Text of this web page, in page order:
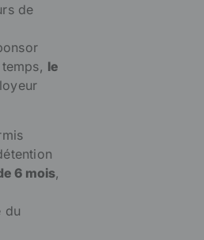
de
le
6 mois,
du